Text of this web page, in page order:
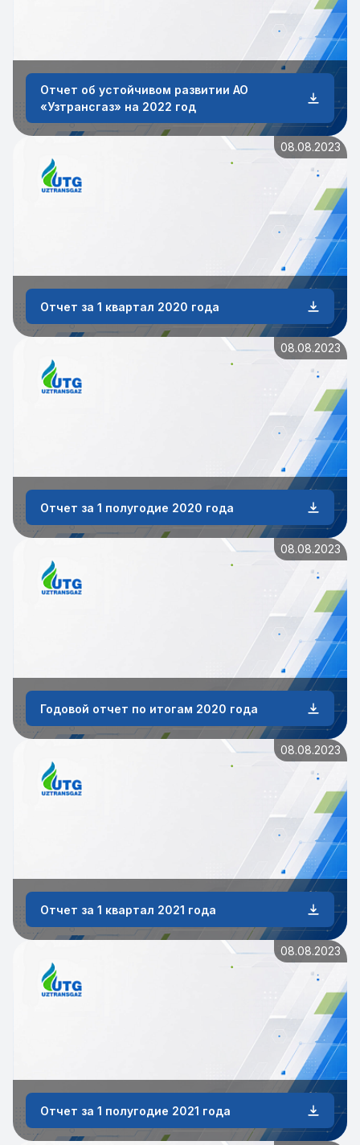
Отчет об устойчивом развитии АО
«Узтрансгаз» на 2022 год
08.08.2023
Отчет за 1 квартал 2020 года
08.08.2023
Отчет за 1 полугодие 2020 года
08.08.2023
Годовой отчет по итогам 2020 года
08.08.2023
Отчет за 1 квартал 2021 года
08.08.2023
Отчет за 1 полугодие 2021 года